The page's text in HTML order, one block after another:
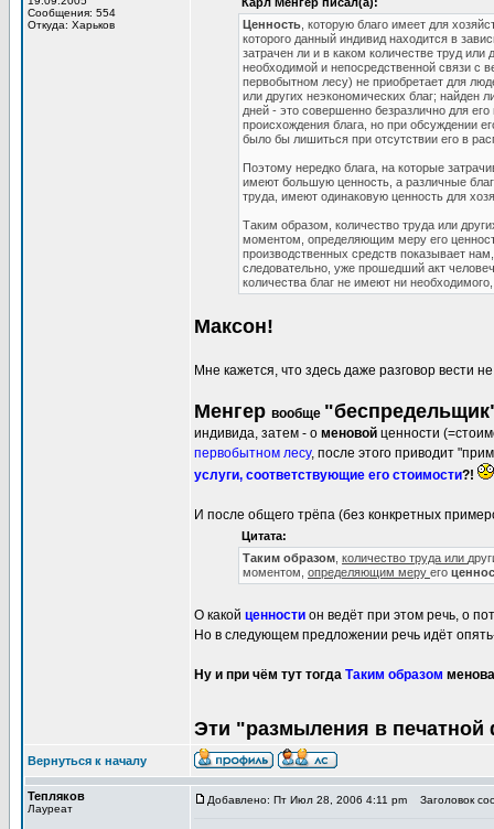
Сообщения: 554
Откуда: Харьков
Ценность , которую благо имеет для
которого данный индивид находится в
затрачен ли и в каком количестве труд или
необходимой и непосредственной связи с
первобытном лесу) не приобретает для
или других неэкономических благ; найден
дней - это совершенно безразлично для
происхождения блага, но при обсуждении
было бы лишиться при отсутствии его в
Поэтому нередко блага, на которые
имеют большую ценность, а различные
труда, имеют одинаковую ценность для
Таким образом, количество труда или
моментом, определяющим меру его
производственных средств показывает
следовательно, уже прошедший акт
количества благ не имеют ни
Максон!
Мне кажется, что здесь даже разговор вести
Менгер вообще
индивида, затем - о меновой ценности
первобытном лесу, после этого приводит
услуги, соответствующие его стоимости?!
И после общего трёпа (без конкретных
Цитата:
Таким образом количество труда или
моментом, определяющим меру его
О какой ценности он ведёт при этом речь, о
Но в следующем предложении речь идёт
Ну и при чём тут тогда Таким образом
Эти "размыления в
Вернуться к началу
Тепляков
Лауреат
Добавлено: Пт Июл 28, 2006 4:11 pm Заголовок